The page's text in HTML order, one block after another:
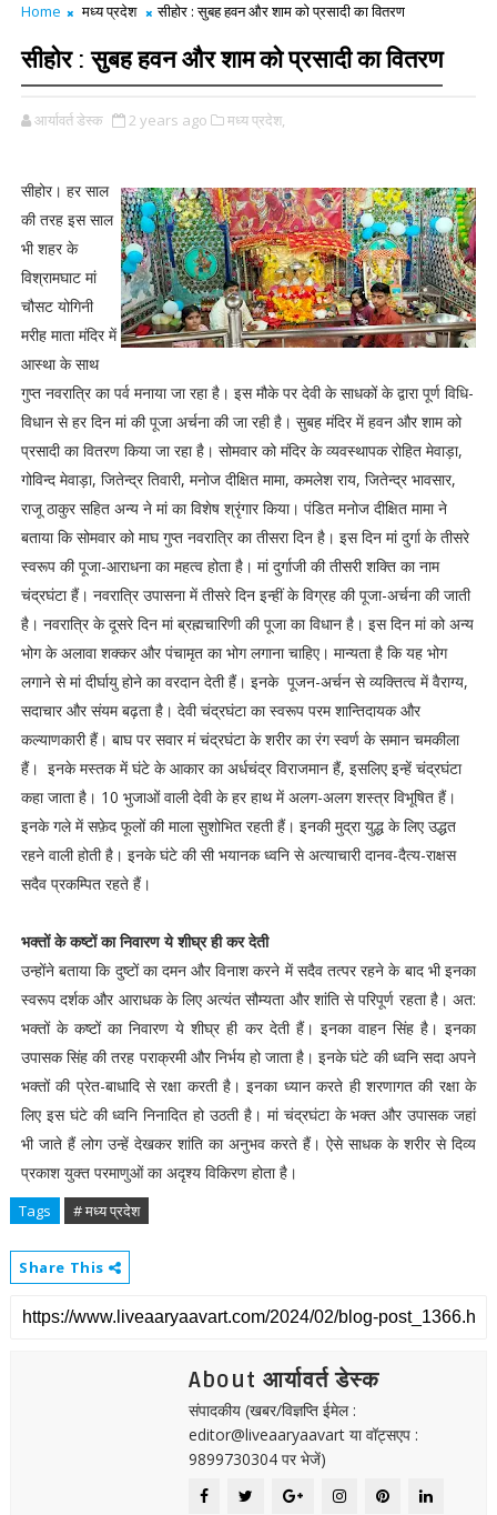
Home मध्य प्रदेश सीहोर : सुबह हवन और शाम को प्रसादी का वितरण
सीहोर : सुबह हवन और शाम को प्रसादी का वितरण
आर्यावर्त डेस्क 2 years ago मध्य प्रदेश,
सीहोर। हर साल
की तरह इस साल
भी शहर के
विश्रामघाट मां
चौसट योगिनी
मरीह माता मंदिर में
आस्था के साथ
गुप्त नवरात्रि का पर्व मनाया जा रहा है। इस मौके पर देवी के साधकों के द्वारा पूर्ण विधि-
विधान से हर दिन मां की पूजा अर्चना की जा रही है। सुबह मंदिर में हवन और शाम को
प्रसादी का वितरण किया जा रहा है। सोमवार को मंदिर के व्यवस्थापक रोहित मेवाड़ा,
गोविन्द मेवाड़ा, जितेन्द्र तिवारी, मनोज दीक्षित मामा, कमलेश राय, जितेन्द्र भावसार,
राजू ठाकुर सहित अन्य ने मां का विशेष श्रृंगार किया। पंडित मनोज दीक्षित मामा ने
बताया कि सोमवार को माघ गुप्त नवरात्रि का तीसरा दिन है। इस दिन मां दुर्गा के तीसरे
स्वरूप की पूजा-आराधना का महत्व होता है। मां दुर्गाजी की तीसरी शक्ति का नाम
चंद्रघंटा हैं। नवरात्रि उपासना में तीसरे दिन इन्हीं के विग्रह की पूजा-अर्चना की जाती
है। नवरात्रि के दूसरे दिन मां ब्रह्मचारिणी की पूजा का विधान है। इस दिन मां को अन्य
भोग के अलावा शक्कर और पंचामृत का भोग लगाना चाहिए। मान्यता है कि यह भोग
लगाने से मां दीर्घायु होने का वरदान देती हैं। इनके पूजन-अर्चन से व्यक्तित्व में वैराग्य,
सदाचार और संयम बढ़ता है। देवी चंद्रघंटा का स्वरूप परम शान्तिदायक और
कल्याणकारी हैं। बाघ पर सवार मं चंद्रघंटा के शरीर का रंग स्वर्ण के समान चमकीला
हैं। इनके मस्तक में घंटे के आकार का अर्धचंद्र विराजमान हैं, इसलिए इन्हें चंद्रघंटा
कहा जाता है। 10 भुजाओं वाली देवी के हर हाथ में अलग-अलग शस्त्र विभूषित हैं।
इनके गले में सफ़ेद फूलों की माला सुशोभित रहती हैं। इनकी मुद्रा युद्ध के लिए उद्धत
रहने वाली होती है। इनके घंटे की सी भयानक ध्वनि से अत्याचारी दानव-दैत्य-राक्षस
सदैव प्रकम्पित रहते हैं।
भक्तों के कष्टों का निवारण ये शीघ्र ही कर देती
उन्होंने बताया कि दुष्टों का दमन और विनाश करने में सदैव तत्पर रहने के बाद भी इनका
स्वरूप दर्शक और आराधक के लिए अत्यंत सौम्यता और शांति से परिपूर्ण रहता है। अत:
भक्तों के कष्टों का निवारण ये शीघ्र ही कर देती हैं। इनका वाहन सिंह है। इनका
उपासक सिंह की तरह पराक्रमी और निर्भय हो जाता है। इनके घंटे की ध्वनि सदा अपने
भक्तों की प्रेत-बाधादि से रक्षा करती है। इनका ध्यान करते ही शरणागत की रक्षा के
लिए इस घंटे की ध्वनि निनादित हो उठती है। मां चंद्रघंटा के भक्त और उपासक जहां
भी जाते हैं लोग उन्हें देखकर शांति का अनुभव करते हैं। ऐसे साधक के शरीर से दिव्य
प्रकाश युक्त परमाणुओं का अदृश्य विकिरण होता है।
Tags # मध्य प्रदेश
Share This
About आर्यावर्त डेस्क
संपादकीय (खबर/विज्ञप्ति ईमेल :
editor@liveaaryaavart या वॉट्सएप :
9899730304 पर भेजें)